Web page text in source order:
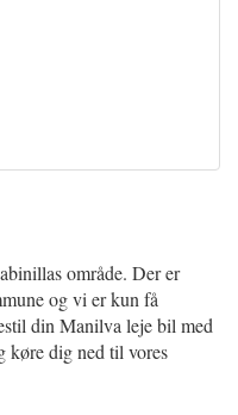
område. Der er
og vi er kun få
din Manilva leje bil med
køre dig ned til vores